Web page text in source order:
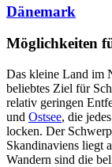
Dänemark
Möglichkeiten
Das kleine Land im
beliebtes Ziel für
relativ geringen
und Ostsee, die
locken. Der
Skandinaviens liegt
Wandern sind die